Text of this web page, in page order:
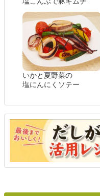
いかと夏野菜の
塩にんにくソテー